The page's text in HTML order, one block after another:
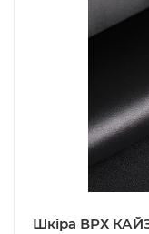
Шкіра ВРХ